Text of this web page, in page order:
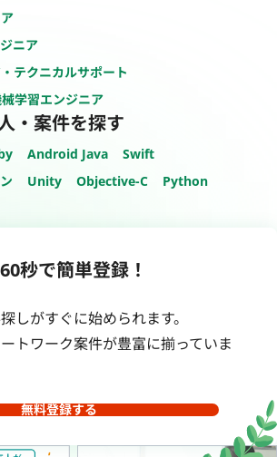
ニア
テクニカルサポート
学習エンジニア
・案件を探す
Android Java
Swift
Unity Objective-C Python
60秒で簡単登録！
しがすぐに始められます。
トワーク案件が豊富に揃っていま
無料登録する